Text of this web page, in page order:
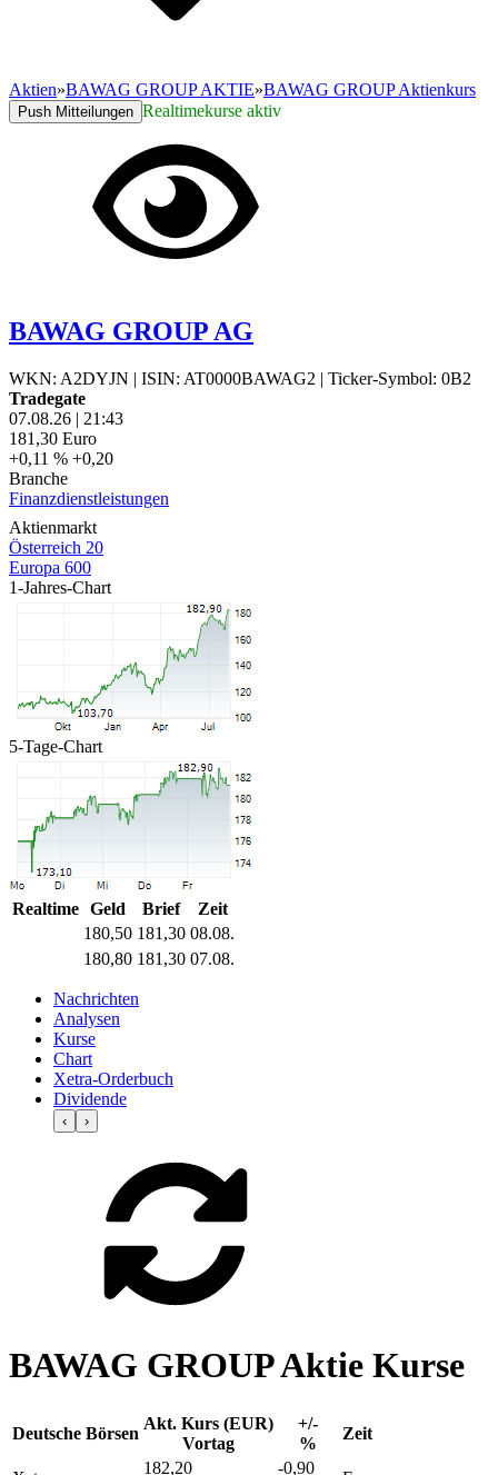
Aktien»BAWAG GROUP AKTIE»BAWAG GROUP Aktienkurs
Push Mitteilungen Realtimekurse aktiv
BAWAG GROUP AG
WKN: A2DYJN | ISIN: AT0000BAWAG2 | Ticker-Symbol: 0B2
Tradegate
07.08.26 | 21:43
181,30 Euro
+0,11 % +0,20
Branche
Finanzdienstleistungen
Aktienmarkt
Österreich 20
Europa 600
1-Jahres-Chart
5-Tage-Chart
Realtime Geld Brief
Zeit
180,50 181,30 08.08.
180,80 181,30 07.08.
Nachrichten
Analysen
Kurse
Chart
Xetra-Orderbuch
Dividende
‹ ›
BAWAG GROUP Aktie Kurse
Deutsche Börsen
Akt. Kurs (EUR)
Vortag
+/-
%
Zeit
182,20 -0,90